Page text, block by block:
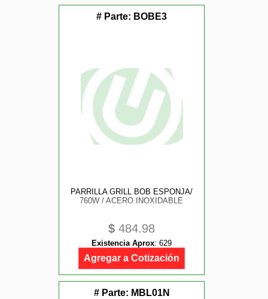
# Parte: BOBE3
PARRILLA GRILL BOB ESPONJA/
760W / ACERO INOXIDABLE
$ 484.98
Existencia Aprox: 629
Agregar a Cotización
# Parte: MBL01N